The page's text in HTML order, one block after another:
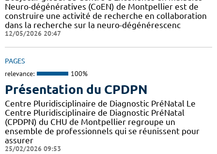
Neuro-dégénératives (CoEN) de Montpellier est de
construire une activité de recherche en collaboration
dans la recherche sur la neuro-dégénérescenc
12/05/2026 20:47
PAGES
relevance: 100%
Présentation du CPDPN
Centre Pluridisciplinaire de Diagnostic PréNatal Le
Centre Pluridisciplinaire de Diagnostic PréNatal
(CPDPN) du CHU de Montpellier regroupe un
ensemble de professionnels qui se réunissent pour
assurer
25/02/2026 09:53